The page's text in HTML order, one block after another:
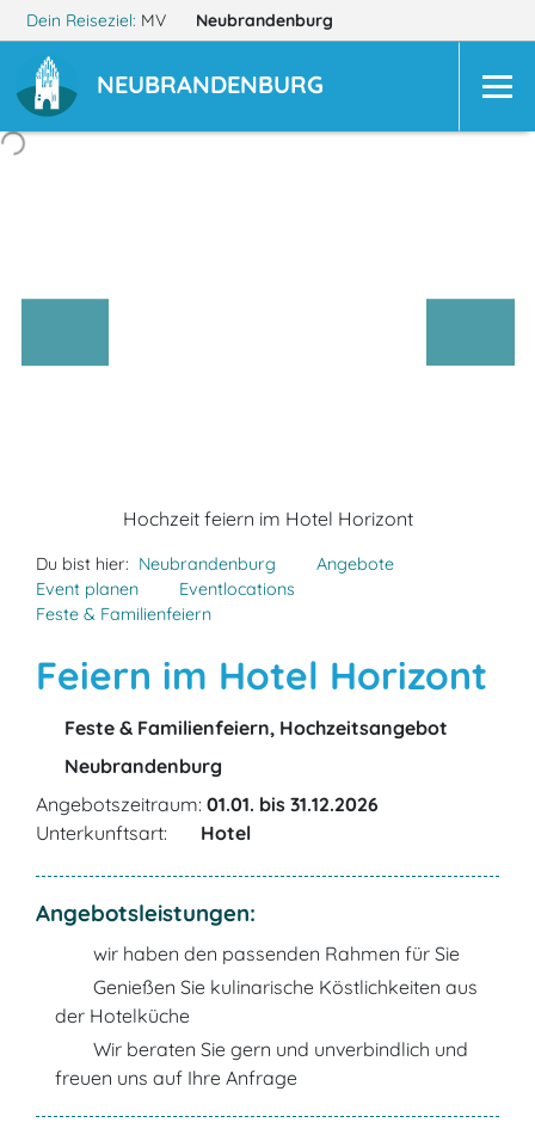
Dein Reiseziel: MV Neubrandenburg
NEUBRANDENBURG
Hochzeit feiern im Hotel Horizont
Du bist hier: Neubrandenburg
Angebote
Event planen
Eventlocations
Feste & Familienfeiern
Feiern im Hotel Horizont
Feste & Familienfeiern, Hochzeitsangebot
Neubrandenburg
Angebotszeitraum: 01.01. bis 31.12.2026
Unterkunftsart:
Hotel
Angebotsleistungen:
wir haben den passenden Rahmen für Sie
Genießen Sie kulinarische Köstlichkeiten aus
der Hotelküche
Wir beraten Sie gern und unverbindlich und
freuen uns auf Ihre Anfrage